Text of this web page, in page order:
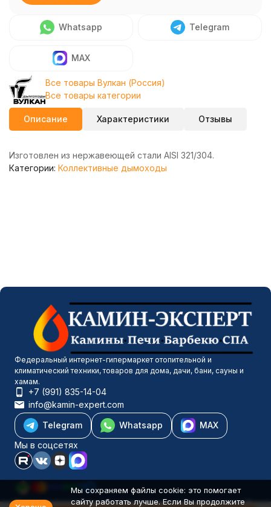
Whatsapp Telegram
MAX
Все товары Вулкан (Россия)
Все товары категории
Описание Характеристики Отзывы
Изготовлен из нержавеющей стали AISI 321/304.
Категории: Коллективные дымоходы
Федеральный интернет-гипермаркет отопительной и
климатический техники, товаров для дома, дачи, бани, сауны и
хамам.
+7 (991) 835-14-04
info@kamin-expert.com
Telegram
Whatsapp
MAX
Мы в соцсетях
Каталог товаров
Мы сохраняем файлы cookie: это помогает
сайту работать лучше. Если Вы продолжите